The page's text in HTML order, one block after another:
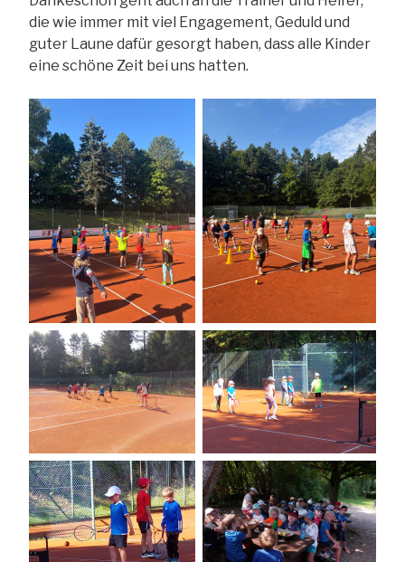
die wie immer mit viel Engagement, Geduld und
guter Laune dafür gesorgt haben, dass alle Kinder
eine schöne Zeit bei uns hatten.